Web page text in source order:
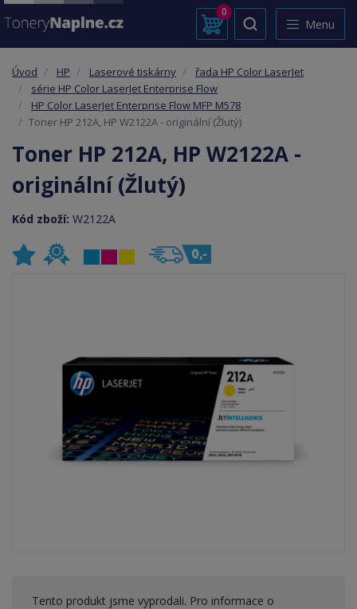
0
Menu
Úvod HP Laserové tiskárny
řada HP Color LaserJet
série HP Color LaserJet Enterprise Flow
HP Color LaserJet Enterprise Flow MFP M578
Toner HP 212A, HP W2122A - originální (Žlutý)
Toner HP 212A, HP W2122A -
originální (Žlutý)
Kód zboží: W2122A
Tento produkt jsme vyprodali. Pro informace o